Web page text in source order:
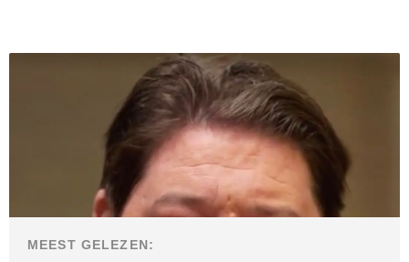
MEEST GELEZEN: